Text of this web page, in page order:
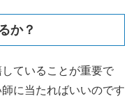
か？
ていることが重要で
に当たればいいのです